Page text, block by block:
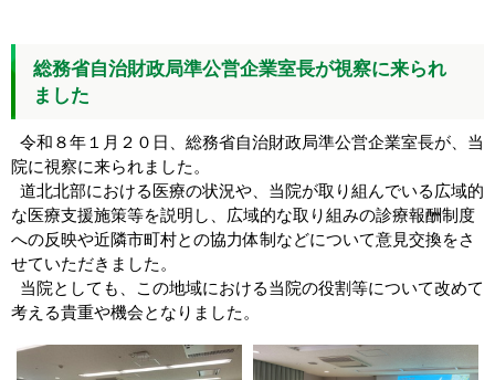
総務省自治財政局準公営企業室長が視察に来られ
ました
令和８年１月２０日、総務省自治財政局準公営企業室長が、当
院に視察に来られました。
道北北部における医療の状況や、当院が取り組んでいる広域的
な医療支援施策等を説明し、広域的な取り組みの診療報酬制度
への反映や近隣市町村との協力体制などについて意見交換をさ
せていただきました。
当院としても、この地域における当院の役割等について改めて
考える貴重や機会となりました。